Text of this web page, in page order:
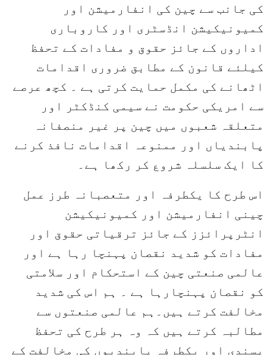
کی جانب سے چین کی انفارمیشن اور
کمیونیکیشن انڈسٹری اور کاروباری
اداروں کے جائز حقوق و مفادات کے تحفظ
کیلئے قانون کے مطابق ضروری اقدامات
اٹھانے کی مکمل حمایت کرتی ہے ۔ کچھ عرصے
سے امریکی حکومت نے سیمی کنڈکٹر اور
متعلقہ شعبوں میں چین پر غیر منصفانہ
پابندیاں اور ممنوعہ اقدامات نافذ کرنے
کا ایک سلسلہ شروع کر رکھا ہے۔
اس طرح کا یکطرفہ اور متعصبانہ طرز عمل
چینی انفارمیشن اور کمیونیکیشن
انٹرپرائزز کے جائز ترقیاتی حقوق اور
مفادات کو شدید نقصان پہنچا رہا ہے اور
عالمی صنعتی چین کے استحکام اور سلامتی
کو نقصان پہنچارہا ہے ۔ ہم اس کی شدید
مخالفت کرتے ہیں۔ہم عالمی صنعتوں سے
مطالبہ کرتے ہیں کہ وہ ہر طرح کی تحفظ
پسندی اور یکطرفہ پابندیوں کی مخالفت کے